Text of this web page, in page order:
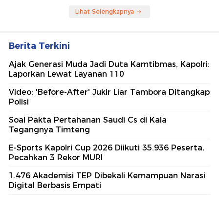
Lihat Selengkapnya
Berita Terkini
Ajak Generasi Muda Jadi Duta Kamtibmas, Kapolri:
Laporkan Lewat Layanan 110
Video: 'Before-After' Jukir Liar Tambora Ditangkap
Polisi
Soal Pakta Pertahanan Saudi Cs di Kala
Tegangnya Timteng
E-Sports Kapolri Cup 2026 Diikuti 35.936 Peserta,
Pecahkan 3 Rekor MURI
1.476 Akademisi TEP Dibekali Kemampuan Narasi
Digital Berbasis Empati